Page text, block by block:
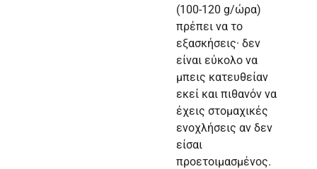
(100-120 g/ώρα)
πρέπει να το
εξασκήσεις· δεν
είναι εύκολο να
μπεις κατευθείαν
εκεί και πιθανόν να
έχεις στομαχικές
ενοχλήσεις αν δεν
είσαι
προετοιμασμένος.